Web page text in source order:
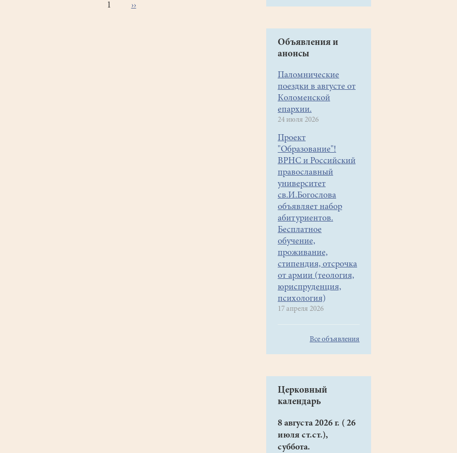
1
Следующая
››
Объявления и
анонсы
Паломнические
поездки в августе от
Коломенской
епархии.
24 июля 2026
Проект
"Образование"!
ВРНС и Российский
православный
университет
св.И.Богослова
объявляет набор
абитуриентов.
Бесплатное
обучение,
проживание,
стипендия, отсрочка
от армии (теология,
юриспруденция,
психология)
17 апреля 2026
Все объявления
Церковный
календарь
8 августа 2026 г. ( 26
июля ст.ст.),
суббота.